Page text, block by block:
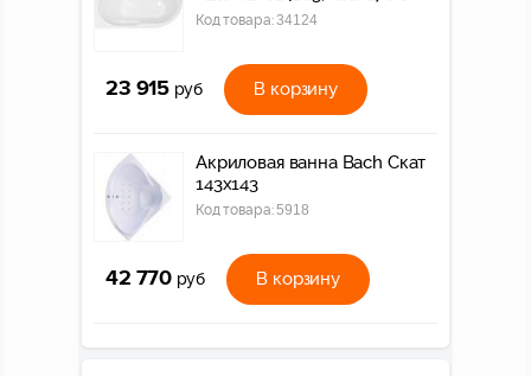
Код товара:34124
23 915 руб В корзину
Акриловая ванна Bach Скат
143х143
Код товара:5918
42 770 руб В корзину